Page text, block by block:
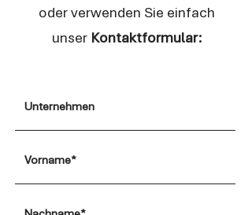
oder verwenden Sie einfach
unser Kontaktformular: